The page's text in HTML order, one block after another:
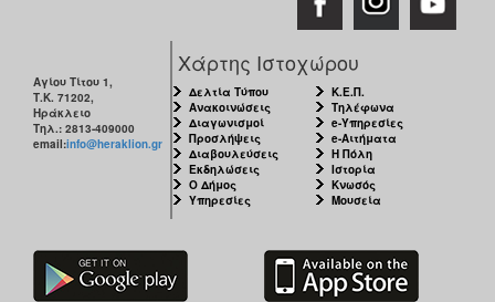
Αγίου Τίτου 1,
Τ.Κ. 71202,
Ηράκλειο
Τηλ.: 2813-409000
email:info@heraklion.gr
Χάρτης Ιστοχώρου
Δελτία Τύπου
Ανακοινώσεις
Διαγωνισμοί
Προσλήψεις
Διαβουλεύσεις
Εκδηλώσεις
Ο Δήμος
Υπηρεσίες
Κ.Ε.Π.
Τηλέφωνα
e-Υπηρεσίες
e-Αιτήματα
Η Πόλη
Ιστορία
Κνωσός
Μουσεία